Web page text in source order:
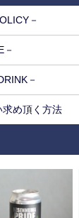
－
－
め頂く方法